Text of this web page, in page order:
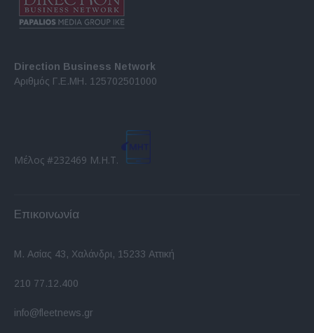
Direction Business Network
Αριθμός Γ.Ε.ΜΗ. 125702501000
Μέλος #232469 Μ.Η.Τ.
Επικοινωνία
Μ. Ασίας 43, Χαλάνδρι, 15233 Αττική
210 77.12.400
info@fleetnews.gr